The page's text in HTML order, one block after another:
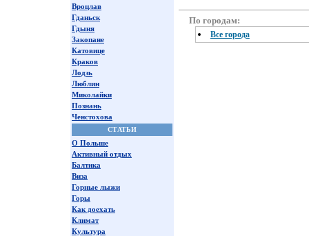
Вроцлав
Гданьск
Гдыня
Закопане
Катовице
Краков
Лодзь
Люблин
Миколайки
Познань
Ченстохова
СТАТЬИ
О Польше
Активный отдых
Балтика
Виза
Горные лыжи
Горы
Как доехать
Климат
Культура
По городам:
Все города